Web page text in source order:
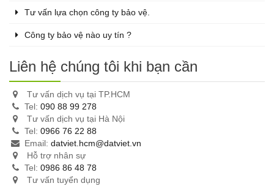
Tư vấn lựa chọn công ty bảo vệ.
Công ty bảo vệ nào uy tín ?
Liên hệ chúng tôi khi bạn cần
Tư vấn dịch vụ tại TP.HCM
Tel: 090 88 99 278
Tư vấn dịch vụ tại Hà Nội
Tel: 0966 76 22 88
Email: datviet.hcm@datviet.vn
Hỗ trợ nhân sự
Tel: 0986 86 48 78
Tư vấn tuyển dụng